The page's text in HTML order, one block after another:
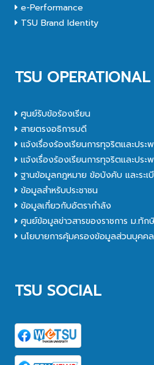
e-Performance
TSU Brand Identity
TSU
ศูนย์รับข้อร้องเรียน
สายตรงอธิการบดี
แจ้งเรื่องร้องเรียนการทุจริตและปร
แจ้งเรื่องร้องเรียนการทุจริตและปร
ฐานข้อมูลกฎหมาย ข้อบังคับ และระเ
ข้อมูลสำหรับประชาชน
ข้อมูลเกี่ยวกับอัตรากำลัง
ศูนย์ข้อมูลข่าวสารของราชการ ม.ทั
นโยบายการคุ้มครองข้อมูลส่วนบุคคล
TSU SOCIAL